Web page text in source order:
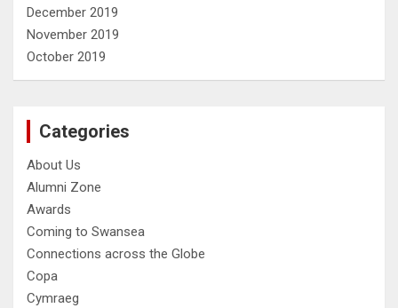
December 2019
November 2019
October 2019
Categories
About Us
Alumni Zone
Awards
Coming to Swansea
Connections across the Globe
Copa
Cymraeg